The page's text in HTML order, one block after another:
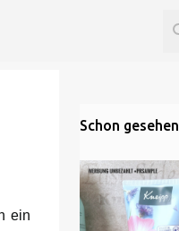
ein
Schon gesehen